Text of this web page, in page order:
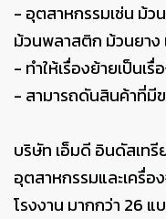
- อุตสาหกรรมเช่น ม้ว
ม้วนพลาสติก ม้วนยาง
- ทำให้เรื่องย้ายเป็นเรื่
- สามารถดันสินค้าที่
บริษัท เอ็มดี อินดัสเท
อุตสาหกรรมและเครื่
โรงงาน มากกว่า 26